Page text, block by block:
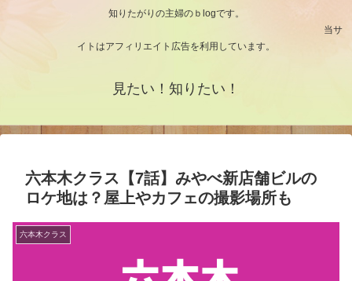
知りたがりの主婦のｂlogです。
当サ
イトはアフィリエイト広告を利用しています。
見たい！知りたい！
六本木クラス【7話】みやべ新店舗ビルの
ロケ地は？屋上やカフェの撮影場所も
六本木クラス